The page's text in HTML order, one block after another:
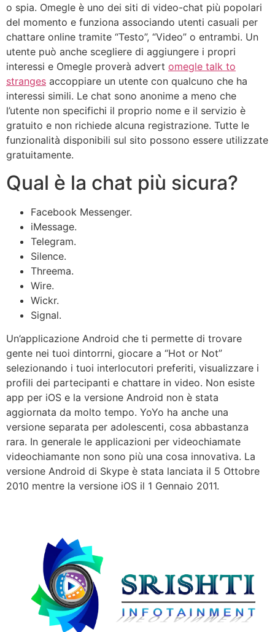
o spia. Omegle è uno dei siti di video-chat più popolari
del momento e funziona associando utenti casuali per
chattare online tramite “Testo”, “Video” o entrambi. Un
utente può anche scegliere di aggiungere i propri
interessi e Omegle proverà advert omegle talk to
stranges accoppiare un utente con qualcuno che ha
interessi simili. Le chat sono anonime a meno che
l’utente non specifichi il proprio nome e il servizio è
gratuito e non richiede alcuna registrazione. Tutte le
funzionalità disponibili sul sito possono essere utilizzate
gratuitamente.
Qual è la chat più sicura?
Facebook Messenger.
iMessage.
Telegram.
Silence.
Threema.
Wire.
Wickr.
Signal.
Un’applicazione Android che ti permette di trovare
gente nei tuoi dintorrni, giocare a “Hot or Not”
selezionando i tuoi interlocutori preferiti, visualizzare i
profili dei partecipanti e chattare in video. Non esiste
app per iOS e la versione Android non è stata
aggiornata da molto tempo. YoYo ha anche una
versione separata per adolescenti, cosa abbastanza
rara. In generale le applicazioni per videochiamate
videochiamante non sono più una cosa innovativa. La
versione Android di Skype è stata lanciata il 5 Ottobre
2010 mentre la versione iOS il 1 Gennaio 2011.